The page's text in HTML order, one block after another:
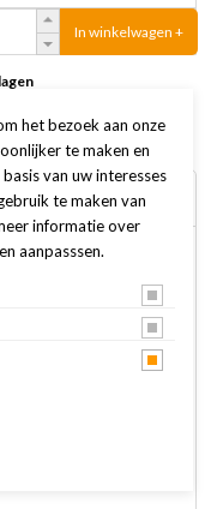
In winkelwagen +
volwaardige maaltijd
vier verschillende
een andere smaak te
het bezoek aan onze
te maken en
van uw interesses
te maken van
informatie over
aanpasssen.